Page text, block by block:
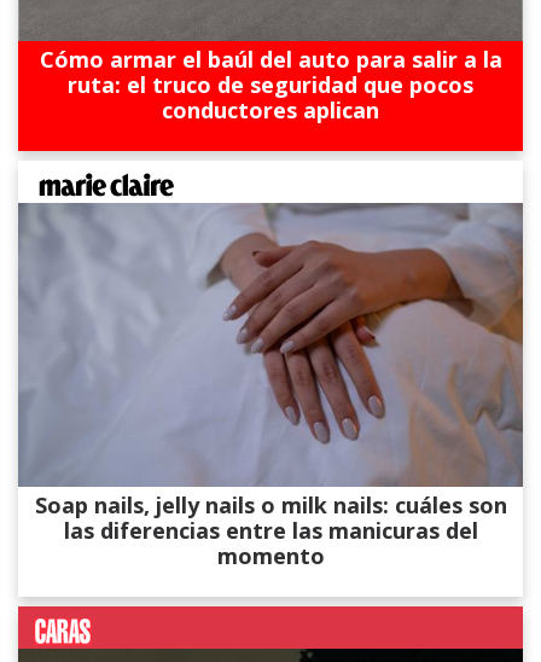
Cómo armar el baúl del auto para salir a la
ruta: el truco de seguridad que pocos
conductores aplican
Soap nails, jelly nails o milk nails: cuáles son
las diferencias entre las manicuras del
momento